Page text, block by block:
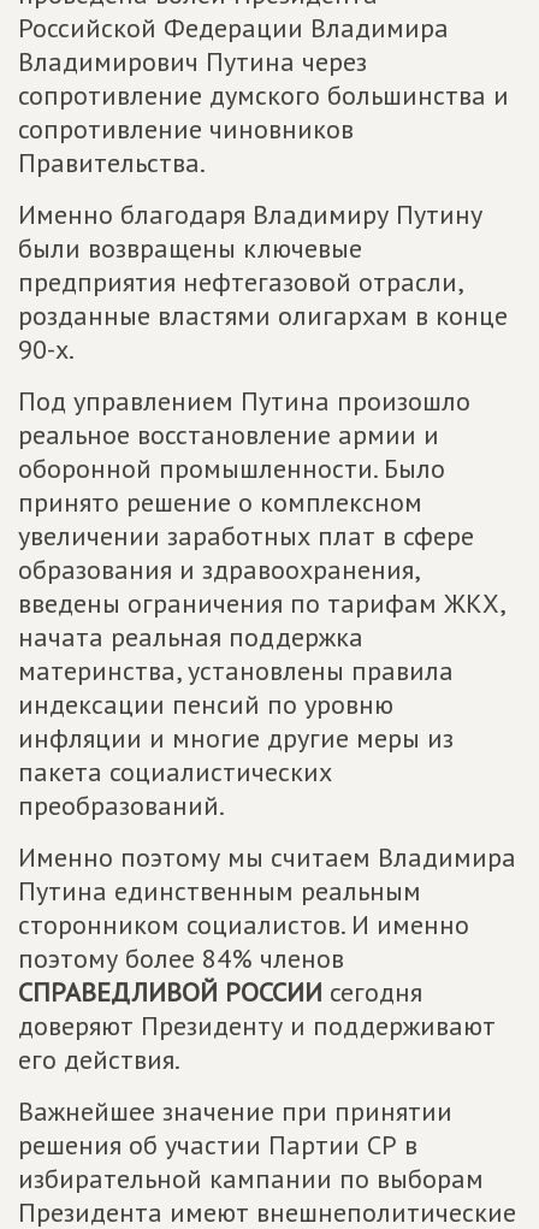
Российской Федерации Владимира
Владимирович Путина через
сопротивление думского большинства и
сопротивление чиновников
Правительства.
Именно благодаря Владимиру Путину
были возвращены ключевые
предприятия нефтегазовой отрасли,
розданные властями олигархам в конце
90-х.
Под управлением Путина произошло
реальное восстановление армии и
оборонной промышленности. Было
принято решение о комплексном
увеличении заработных плат в сфере
образования и здравоохранения,
введены ограничения по тарифам ЖКХ,
начата реальная поддержка
материнства, установлены правила
индексации пенсий по уровню
инфляции и многие другие меры из
пакета социалистических
преобразований.
Именно поэтому мы считаем Владимира
Путина единственным реальным
сторонником социалистов. И именно
поэтому более 84% членов
СПРАВЕДЛИВОЙ РОССИИ сегодня
доверяют Президенту и поддерживают
его действия.
Важнейшее значение при принятии
решения об участии Партии СР в
избирательной кампании по выборам
Президента имеют внешнеполитические